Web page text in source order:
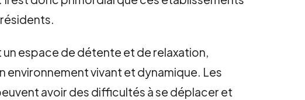
espace de détente et de relaxation,
vivant et dynamique. Les
avoir des difficultés à se déplacer et